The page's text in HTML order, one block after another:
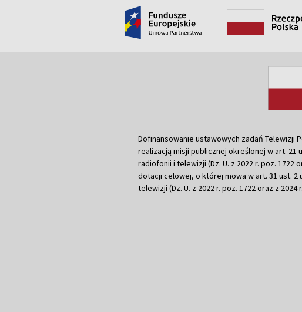
Dofinansowanie ustawowych zadań Telewizji
realizacją misji publicznej określonej w art. 21
radiofonii i telewizji (Dz. U. z 2022 r. poz. 1722
dotacji celowej, o której mowa w art. 31 ust. 2
telewizji (Dz. U. z 2022 r. poz. 1722 oraz z 2024